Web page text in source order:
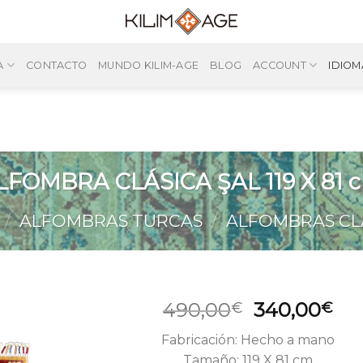
CONTACTO MUNDO KILIM-AGE BLOG ACCOUNT
CLÁSICA ŞAL 119 X 81
/ ALFOMBRAS TURCAS / ALFOMBRAS
490,00€
El
precio
original
340,00€El
Fabricación: Hecho a mano
Tamaño: 119 X 81 cm